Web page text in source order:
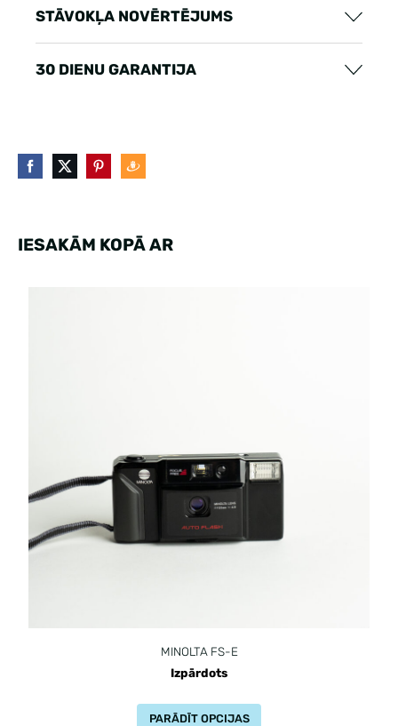
STĀVOKĻA NOVĒRTĒJUMS
30 DIENU GARANTIJA
IESAKĀM KOPĀ AR
MINOLTA FS-E
Izpārdots
PARĀDĪT OPCIJAS